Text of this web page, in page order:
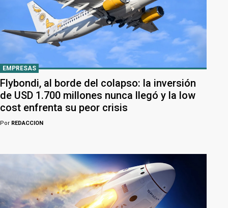
EMPRESAS
Flybondi, al borde del colapso: la inversión
de USD 1.700 millones nunca llegó y la low
cost enfrenta su peor crisis
Por REDACCION